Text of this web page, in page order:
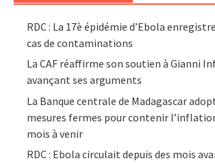
RDC : La 17è épidémie d’Ebola
cas de contaminations
La CAF réaffirme son soutien à Gianni
avançant ses arguments
La Banque centrale de Madagascar
mesures fermes pour contenir
mois à venir
RDC : Ebola circulait depuis des mois